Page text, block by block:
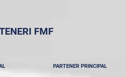
FMF
PARTENER PRINCIPAL